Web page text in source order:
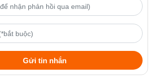
Gửi tin nhắn